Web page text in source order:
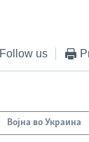
Follow us
Војна во Украина